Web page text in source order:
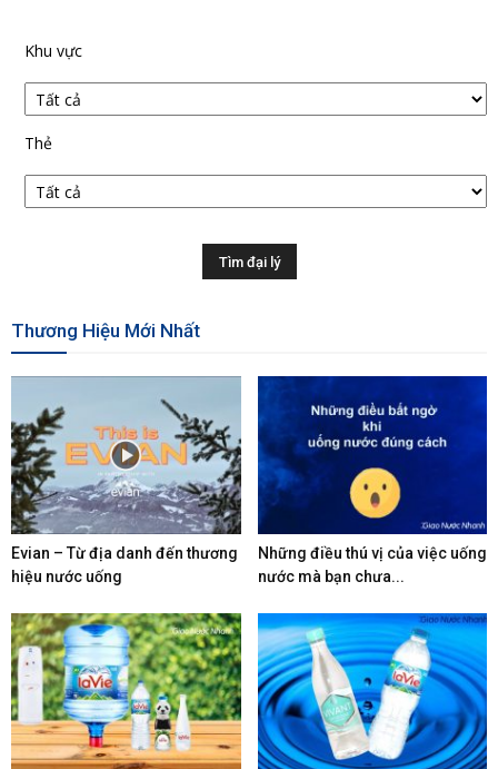
Khu vực
Thẻ
Thương Hiệu Mới Nhất
Evian – Từ địa danh đến thương
hiệu nước uống
Những điều thú vị của việc uống
nước mà bạn chưa...